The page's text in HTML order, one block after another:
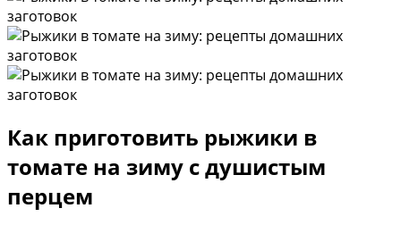
Как приготовить рыжики в
томате на зиму с душистым
перцем